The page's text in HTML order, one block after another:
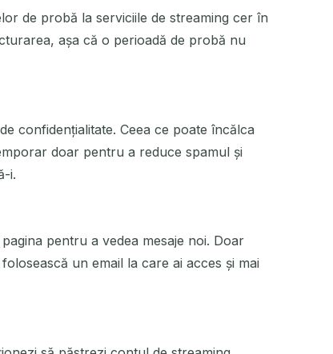
de probă la serviciile de streaming cer în
așa că o perioadă de probă nu
confidențialitate. Ceea ce poate încălca
doar pentru a reduce spamul și
i.
pentru a vedea mesaje noi. Doar
un email la care ai acces și mai